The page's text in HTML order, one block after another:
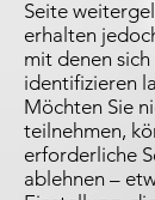
Seite
erhalten
mit denen
identifizieren
Möchten Sie
teilnehmen,
erforderliche
ablehnen –